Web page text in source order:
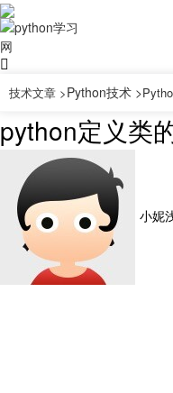
技术文章 >Python技术 >
python定义类
小妮